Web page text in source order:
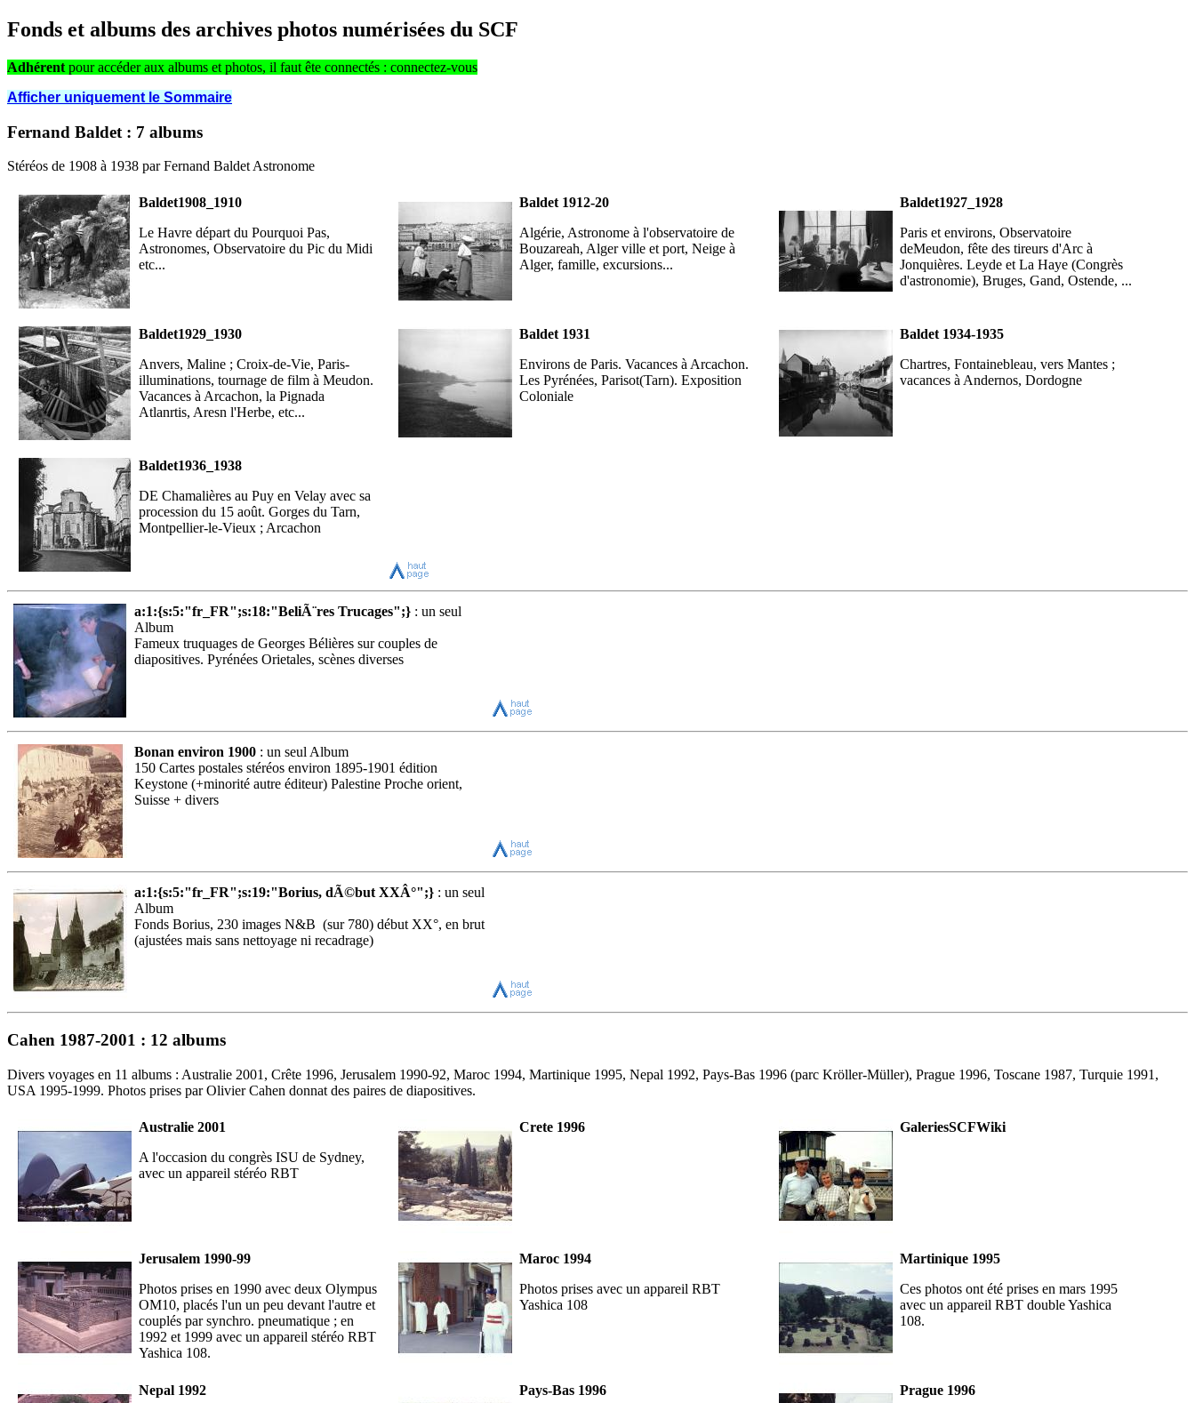
Fonds et albums des archives photos numérisées du SCF
Adhérent pour accéder aux albums et photos, il faut ête connectés : connectez-vous
Afficher uniquement le Sommaire
Fernand Baldet : 7 albums
Stéréos de 1908 à 1938 par Fernand Baldet Astronome
Baldet1908_1910
Le Havre départ du Pourquoi Pas,
Astronomes, Observatoire du Pic du Midi
etc...
Baldet 1912-20
Algérie, Astronome à l'observatoire de
Bouzareah, Alger ville et port, Neige à
Alger, famille, excursions...
Baldet1927_1928
Paris et environs, Observatoire
deMeudon, fête des tireurs d'Arc à
Jonquières. Leyde et La Haye (Congrès
d'astronomie), Bruges, Gand, Ostende, ...
Baldet1929_1930
Anvers, Maline ; Croix-de-Vie, Paris-
illuminations, tournage de film à Meudon.
Vacances à Arcachon, la Pignada
Atlanrtis, Aresn l'Herbe, etc...
Baldet 1931
Environs de Paris. Vacances à Arcachon.
Les Pyrénées, Parisot(Tarn). Exposition
Coloniale
Baldet 1934-1935
Chartres, Fontainebleau, vers Mantes ;
vacances à Andernos, Dordogne
Baldet1936_1938
DE Chamalières au Puy en Velay avec sa
procession du 15 août. Gorges du Tarn,
Montpellier-le-Vieux ; Arcachon
a:1:{s:5:"fr_FR";s:18:"BeliÃ¨res Trucages";} : un seul
Album
Fameux truquages de Georges Bélières sur couples de
diapositives. Pyrénées Orietales, scènes diverses
Bonan environ 1900 : un seul Album
150 Cartes postales stéréos environ 1895-1901 édition
Keystone (+minorité autre éditeur) Palestine Proche orient,
Suisse + divers
a:1:{s:5:"fr_FR";s:19:"Borius, dÃ©but XXÂ°";} : un seul
Album
Fonds Borius, 230 images N&B (sur 780) début XX°, en brut
(ajustées mais sans nettoyage ni recadrage)
Cahen 1987-2001 : 12 albums
Divers voyages en 11 albums : Australie 2001, Crête 1996, Jerusalem 1990-92, Maroc 1994, Martinique 1995, Nepal 1992, Pays-Bas 1996 (parc Kröller-Müller), Prague 1996, Toscane 1987, Turquie 1991,
USA 1995-1999. Photos prises par Olivier Cahen donnat des paires de diapositives.
Australie 2001
A l'occasion du congrès ISU de Sydney,
avec un appareil stéréo RBT
Crete 1996 GaleriesSCFWiki
Jerusalem 1990-99
Photos prises en 1990 avec deux Olympus
OM10, placés l'un un peu devant l'autre et
couplés par synchro. pneumatique ; en
1992 et 1999 avec un appareil stéréo RBT
Yashica 108.
Maroc 1994
Photos prises avec un appareil RBT
Yashica 108
Martinique 1995
Ces photos ont été prises en mars 1995
avec un appareil RBT double Yashica
108.
Nepal 1992
Pays-Bas 1996
Prague 1996